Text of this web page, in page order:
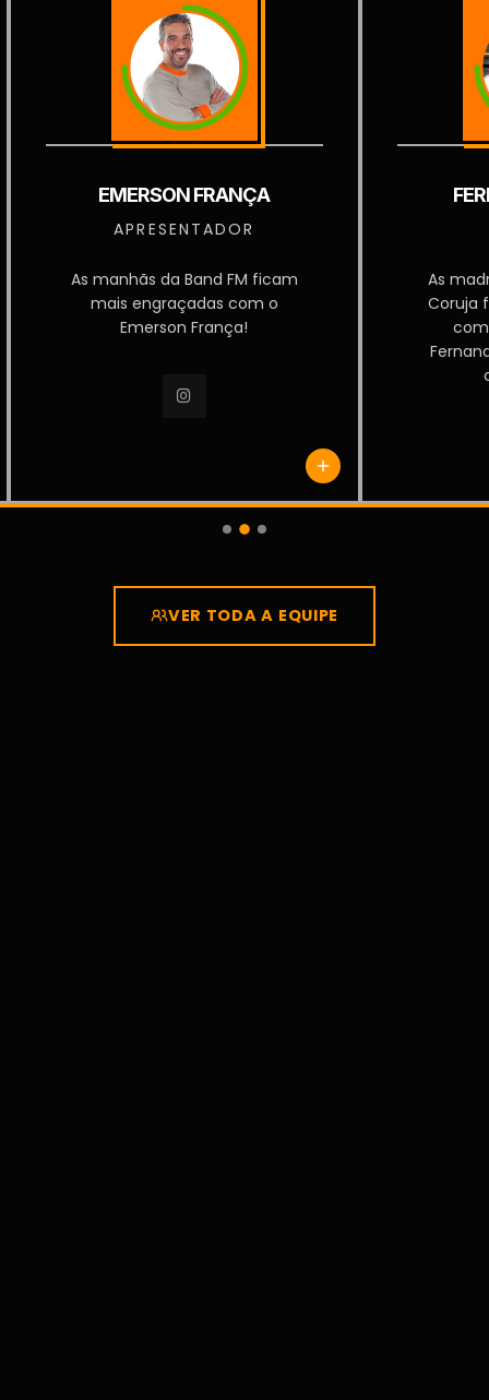
EMERSON FRANÇA
APRESENTADOR
As manhãs da Band FM ficam
mais engraçadas com o
Emerson França!
As
Coruja
VER TODA A EQUIPE